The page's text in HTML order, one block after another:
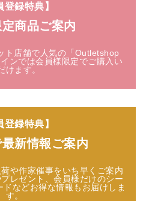
登録特典】
商品ご案内
ト店舗で人気の「Outletshop
ンでは会員様限定でご購入い
けます。
登録特典】
新情報ご案内
や作家催事をいち早くご案内
レゼント、会員様だけのシー
ドなどお得な情報もお届けしま
す。